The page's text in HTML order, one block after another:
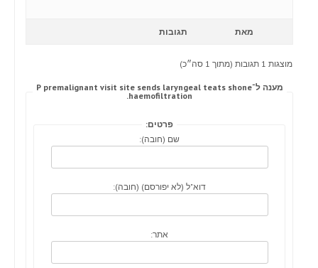
מאת תגובות
מוצגות 1 תגובות (מתוך 1 סה״כ)
מענה ל־P premalignant visit site sends laryngeal teats shone
haemofiltration.
פרטים:
שם (חובה):
דוא"ל (לא יפורסם) (חובה):
אתר: